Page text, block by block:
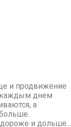
и продвижение
каждым днем
а
и дольше...